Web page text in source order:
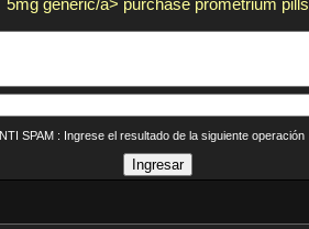
5mg generic/a> purchase prometrium pills
SPAM : Ingrese el resultado de la siguiente operación